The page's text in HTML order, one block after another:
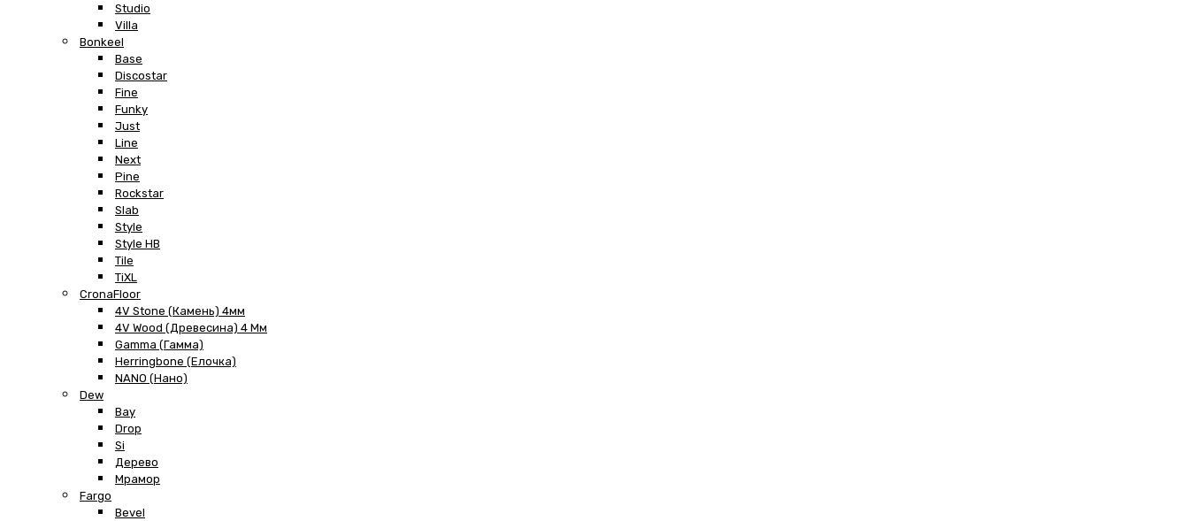
Studio
Villa
Bonkeel
Base
Discostar
Fine
Funky
Just
Line
Next
Pine
Rockstar
Slab
Style
Style HB
Tile
TiXL
CronaFloor
4V Stone (Камень) 4мм
4V Wood (Древесина) 4 Мм
Gamma (Гамма)
Herringbone (Елочка)
NANO (Нано)
Dew
Bay
Drop
Si
Дерево
Мрамор
Fargo
Bevel